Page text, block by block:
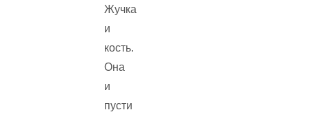
Жучка
и
кость.
Она
и
пусти